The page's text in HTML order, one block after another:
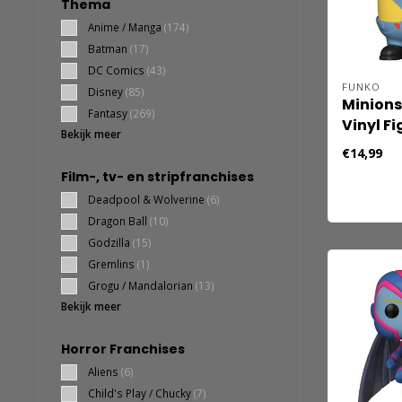
Thema
Anime / Manga (174)
Batman (17)
DC Comics (43)
Disney(85)
Fantasy(269)
Bekijk meer
Film-, tv- en stripfranchises
Deadpool & Wolverine (6)
Dragon Ball (10)
Godzilla (15)
Gremlins (1)
Grogu / Mandalorian (13)
Bekijk meer
Horror Franchises
Aliens (6)
Child's Play / Chucky(7)
FUNKO
Minions
Vinyl
cm
€14,99